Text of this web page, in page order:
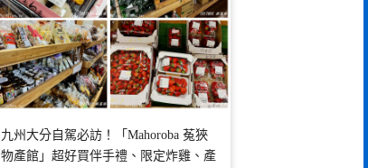
九州大分自駕必訪！「Mahoroba 菟狹
物產館」超好買伴手禮、限定炸雞、產